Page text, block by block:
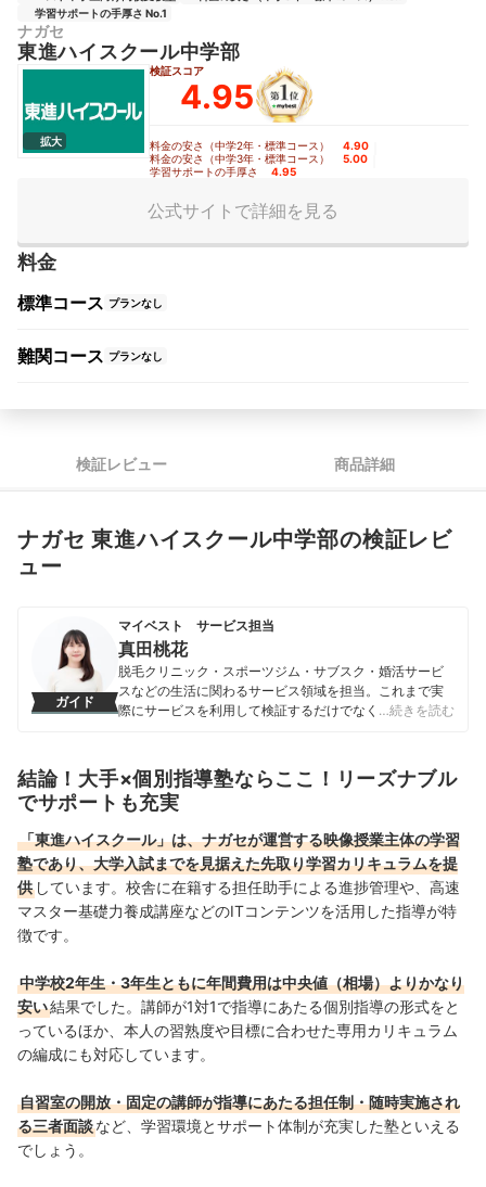
学習サポートの手厚さ No.1
ナガセ
東進ハイスクール中学部
拡大
検証スコア
4.95
料金の安さ（中学2年・標準コース） 4.90
料金の安さ（中学3年・標準コース） 5.00
学習サポートの手厚さ 4.95
公式サイトで詳細を見る
料金
標準コース プランなし
難関コース プランなし
検証レビュー 商品詳細
ナガセ 東進ハイスクール中学部の検証レビ
ュー
ガイド
マイベスト サービス担当
真田桃花
脱毛クリニック・スポーツジム・サブスク・婚活サービ
スなどの生活に関わるサービス領域を担当。これまで実
際にサービスを利用して検証するだけでなく、医師や婚
からこそ、徹底検証を通じて全ユーザーが選びやすい情
報を届ける」ことをモットーに活動している。
真田桃花のプロフィール
…続きを読む
結論！大手×個別指導塾ならここ！リーズナブル
でサポートも充実
「東進ハイスクール」は、ナガセが運営する映像授業主体の学習
塾であり、大学入試までを見据えた先取り学習カリキュラムを提
供 しています。校舎に在籍する担任助手による進捗管理や、高速
マスター基礎力養成講座などのITコンテンツを活用した指導が特
徴です。
中学校2年生・3年生ともに年間費用は中央値（相場）よりかなり
安い結果でした。講師が1対1で指導にあたる個別指導の形式をと
っているほか、本人の習熟度や目標に合わせた専用カリキュラム
の編成にも対応しています。
自習室の開放・固定の講師が指導にあたる担任制・随時実施され
る三者面談など、学習環境とサポート体制が充実した塾といえる
でしょう。